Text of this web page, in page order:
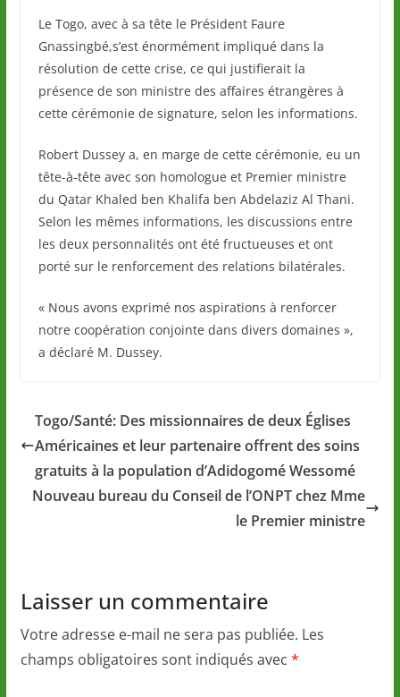
Le Togo, avec à sa tête le Président Faure
Gnassingbé,s’est énormément impliqué dans la
résolution de cette crise, ce qui justifierait la
présence de son ministre des affaires étrangères à
cette cérémonie de signature, selon les informations.
Robert Dussey a, en marge de cette cérémonie, eu un
tête-à-tête avec son homologue et Premier ministre
du Qatar Khaled ben Khalifa ben Abdelaziz Al Thani.
Selon les mêmes informations, les discussions entre
les deux personnalités ont été fructueuses et ont
porté sur le renforcement des relations bilatérales.
« Nous avons exprimé nos aspirations à renforcer
notre coopération conjointe dans divers domaines »,
a déclaré M. Dussey.
Togo/Santé: Des missionnaires de deux Églises
Américaines et leur partenaire offrent des soins
gratuits à la population d’Adidogomé Wessomé
Nouveau bureau du Conseil de l’ONPT chez Mme
le Premier ministre
Laisser un commentaire
Votre adresse e-mail ne sera pas publiée. Les
champs obligatoires sont indiqués avec *